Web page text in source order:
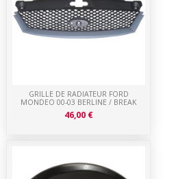
GRILLE DE RADIATEUR FORD
MONDEO 00-03 BERLINE / BREAK
46,00 €